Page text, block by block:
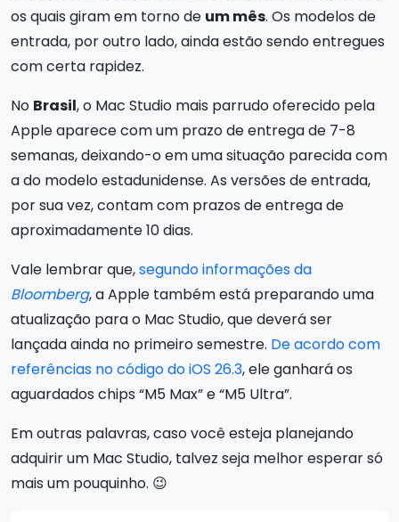
os quais giram em torno de um mês. Os modelos de
entrada, por outro lado, ainda estão sendo entregues
com certa rapidez.
No Brasil, o Mac Studio mais parrudo oferecido pela
Apple aparece com um prazo de entrega de 7-8
semanas, deixando-o em uma situação parecida com
a do modelo estadunidense. As versões de entrada,
por sua vez, contam com prazos de entrega de
aproximadamente 10 dias.
Vale lembrar que,segundo informações da
Bloomberg, a Apple também está preparando uma
atualização para o Mac Studio, que deverá ser
lançada ainda no primeiro semestre. De acordo com
referências no código do iOS 26.3, ele ganhará os
aguardados chips “M5 Max” e “M5 Ultra”.
Em outras palavras, caso você esteja planejando
adquirir um Mac Studio, talvez seja melhor esperar só
mais um pouquinho. 😉